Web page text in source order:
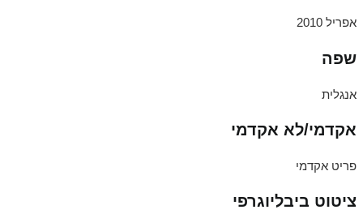
אפריל 2010
שפה
אנגלית
אקדמי/לא אקדמי
פריט אקדמי
ציטוט ביבליוגרפי